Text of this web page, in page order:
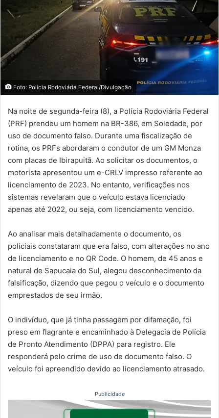
Foto: Polícia Rodoviária Federal/Divulgação
Na noite de segunda-feira (8), a Polícia Rodoviária Federal
(PRF) prendeu um homem na BR-386, em Soledade, por
uso de documento falso. Durante uma fiscalização de
rotina, os PRFs abordaram o condutor de um GM Monza
com placas de Ibirapuitã. Ao solicitar os documentos, o
motorista apresentou um e-CRLV impresso referente ao
licenciamento de 2023. No entanto, verificações nos
sistemas revelaram que o veículo estava licenciado
apenas até 2022, ou seja, com licenciamento vencido.
Ao analisar mais detalhadamente o documento, os
policiais constataram que era falso, com alterações no ano
de licenciamento e no QR Code. O homem, de 45 anos e
natural de Sapucaia do Sul, alegou desconhecimento da
falsificação, dizendo que pegou o veículo e o documento
emprestados de seu irmão.
O indivíduo, que já tinha passagem por difamação, foi
preso em flagrante e encaminhado à Delegacia de Polícia
de Pronto Atendimento (DPPA) para registro. Ele
responderá pelo crime de uso de documento falso. O
veículo foi apreendido devido ao licenciamento atrasado.
Publicidade